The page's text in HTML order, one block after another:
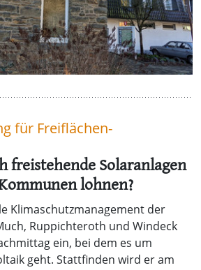
für Freiflächen-
freistehende Solaranlagen
lohnen?
Klimaschutzmanagement der
Ruppichteroth und Windeck
ein, bei dem es um
geht. Stattfinden wird er am